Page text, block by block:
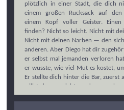
plötzlich in einer Stadt, die dich
einem großen Rucksack auf
einem Kopf voller Geister.
finden? Nicht so leicht. Nicht mit
Nicht mit deinen Narben — den
anderen. Aber Diego hat dir
er selbst mal jemanden verloren
er wusste, wie viel Mut es kostet,
Er stellte dich hinter die Bar, zuerst
willst du gar nichts anderes mehr
keiner von denen, die viel reden.